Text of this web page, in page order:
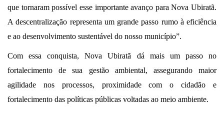
que tornaram possível esse importante avanço para Nova Ubiratã.
A descentralização representa um grande passo rumo à eficiência
e ao desenvolvimento sustentável do nosso município”.
Com essa conquista, Nova Ubiratã dá mais um passo no
fortalecimento de sua gestão ambiental, assegurando maior
agilidade nos processos, proximidade com o cidadão e
fortalecimento das políticas públicas voltadas ao meio ambiente.